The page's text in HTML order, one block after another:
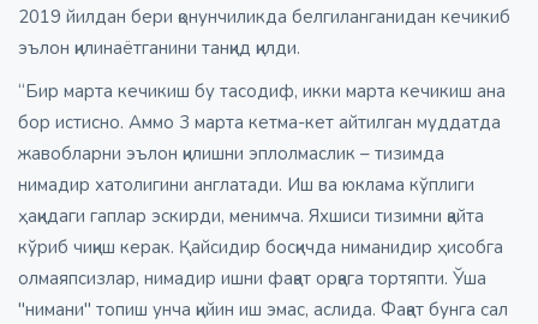
2019 йилдан бери қонунчиликда белгиланганидан кечикиб
эълон қилинаётганини танқид қилди.
“Бир марта кечикиш бу тасодиф, икки марта кечикиш ана
бор истисно. Аммо 3 марта кетма-кет айтилган муддатда
жавобларни эълон қилишни эплолмаслик – тизимда
нимадир хатолигини англатади. Иш ва юклама кўплиги
ҳақидаги гаплар эскирди, менимча. Яхшиси тизимни қайта
кўриб чиқиш керак. Қайсидир босқичда ниманидир ҳисобга
олмаяпсизлар, нимадир ишни фақат орқага тортяпти. Ўша
"нимани" топиш унча қийин иш эмас, аслида. Фақат бунга сал